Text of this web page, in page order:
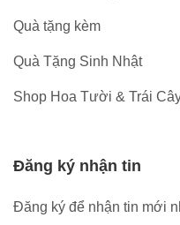
Quà tặng kèm
Quà Tặng Sinh Nhật
Shop Hoa Tười & Trái
Đăng ký nhận tin
Đăng ký để nhận tin mới